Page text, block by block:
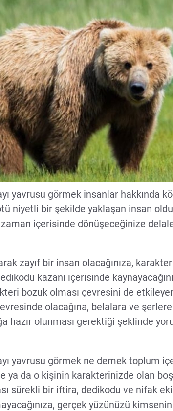
yavrusu görmek insanlar hakkında
niyetli bir şekilde yaklaşan insan
içerisinde dönüşeceğinize
zayıf bir insan olacağınıza,
kazanı içerisinde
bozuk olması çevresini de
olacağına, belalara ve
hazır olunması gerektiği şeklinde
yavrusu görmek ne demek toplum
ya da o kişinin karakterinizde olan
sürekli bir iftira, dedikodu ve nifak
gerçek yüzünüzü